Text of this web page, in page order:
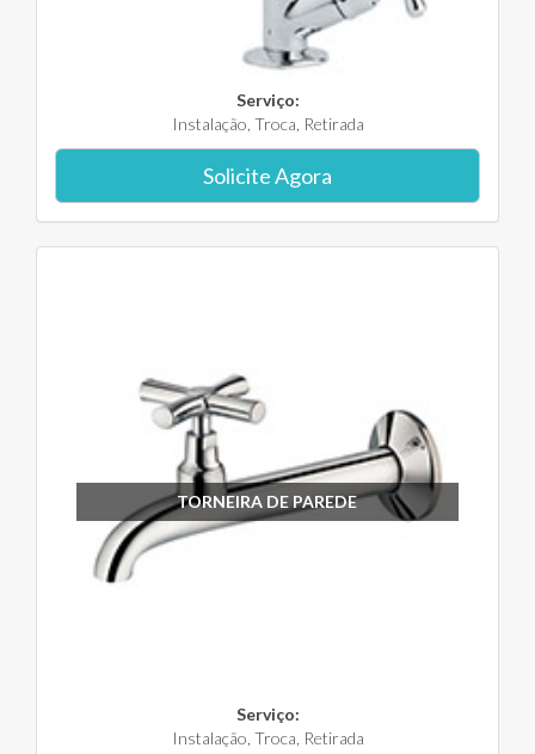
Serviço:
Instalação, Troca, Retirada
Solicite Agora
TORNEIRA DE PAREDE
Serviço:
Instalação, Troca, Retirada